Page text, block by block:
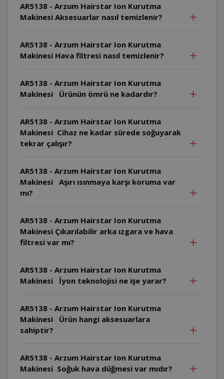
AR5138 - Arzum Hairstar Ion Kurutma
Makinesi Aksesuarlar nasıl temizlenir?
AR5138 - Arzum Hairstar Ion Kurutma
Makinesi Hava filtresi nasıl temizlenir?
AR5138 - Arzum Hairstar Ion Kurutma
Makinesi Ürünün ömrü ne kadardır?
AR5138 - Arzum Hairstar Ion Kurutma
Makinesi Cihaz ne kadar sürede soğuyarak
tekrar çalışır?
AR5138 - Arzum Hairstar Ion Kurutma
Makinesi Aşırı ısınmaya karşı koruma var
mı?
AR5138 - Arzum Hairstar Ion Kurutma
Makinesi Çıkarılabilir arka ızgara ve hava
filtresi var mı?
AR5138 - Arzum Hairstar Ion Kurutma
Makinesi İyon teknolojisi ne işe yarar?
AR5138 - Arzum Hairstar Ion Kurutma
Makinesi Ürün hangi aksesuarlara
sahiptir?
AR5138 - Arzum Hairstar Ion Kurutma
Makinesi Soğuk hava düğmesi var mıdır?